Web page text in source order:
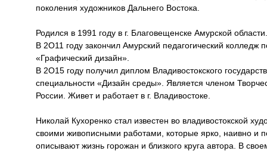
поколения художников Дальнего Востока.
Родился в 1991 году в г. Благовещенске Амурской области.
В 2О11 году закончил Амурский педагогический колледж
«Графический дизайн».
В 2О15 году получил диплом Владивостокского
специальности «Дизайн среды». Является членом
России. Живет и работает в г. Владивостоке.
Николай Кухоренко стал известен во владивостокской
своими живописными работами, которые ярко, наивно и
описывают жизнь горожан и близкого круга автора. В